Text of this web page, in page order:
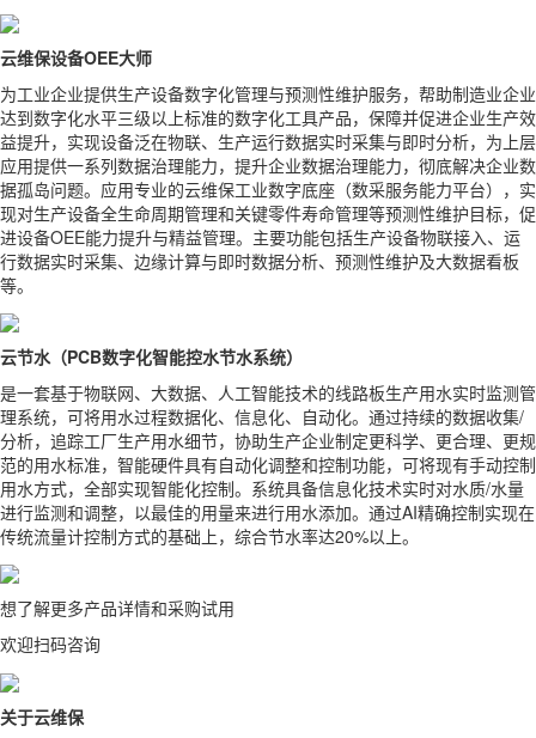
云维保设备OEE大师
为工业企业提供生产设备数字化管理与预测性维护服务，帮助制造业企业
达到数字化水平三级以上标准的数字化工具产品，保障并促进企业生产效
益提升，实现设备泛在物联、生产运行数据实时采集与即时分析，为上层
应用提供一系列数据治理能力，提升企业数据治理能力，彻底解决企业数
据孤岛问题。应用专业的云维保工业数字底座（数采服务能力平台），实
现对生产设备全生命周期管理和关键零件寿命管理等预测性维护目标，促
进设备OEE能力提升与精益管理。主要功能包括生产设备物联接入、运
行数据实时采集、边缘计算与即时数据分析、预测性维护及大数据看板
等。
云节水（PCB数字化智能控水节水系统）
是一套基于物联网、大数据、人工智能技术的线路板生产用水实时监测管
理系统，可将用水过程数据化、信息化、自动化。通过持续的数据收集/
分析，追踪工厂生产用水细节，协助生产企业制定更科学、更合理、更规
范的用水标准，智能硬件具有自动化调整和控制功能，可将现有手动控制
用水方式，全部实现智能化控制。系统具备信息化技术实时对水质/水量
进行监测和调整，以最佳的用量来进行用水添加。通过AI精确控制实现在
传统流量计控制方式的基础上，综合节水率达20%以上。
想了解更多产品详情和采购试用
欢迎扫码咨询
关于云维保